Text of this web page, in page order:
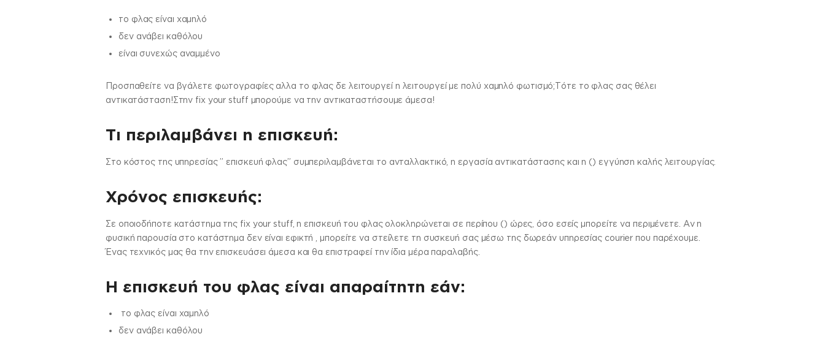
το φλας είναι χαμηλό
δεν ανάβει καθόλου
είναι συνεχώς αναμμένο
Προσπαθείτε να βγάλετε φωτογραφίες αλλα το φλας δε λειτουργεί η λειτουργεί με πολύ χαμηλό φωτισμό;Τότε το φλας σας θέλει
αντικατάσταση!Στην fix your stuff μπορούμε να την αντικαταστήσουμε άμεσα!
Τι περιλαμβάνει η επισκευή:
Στo κόστος της υπηρεσίας ” επισκευή φλας” συμπεριλαμβάνεται το ανταλλακτικό, η εργασία αντικατάστασης και η () εγγύηση καλής λειτουργίας.
Χρόνος επισκευής:
Σε οποιοδήποτε κατάστημα της fix your stuff, η επισκευή του φλας ολοκληρώνεται σε περίπου () ώρες, όσο εσείς μπορείτε να περιμένετε. Αν η
φυσική παρουσία στο κατάστημα δεν είναι εφικτή , μπορείτε να στείλετε τη συσκευή σας μέσω της δωρεάν υπηρεσίας courier που παρέχουμε.
Ένας τεχνικός μας θα την επισκευάσει άμεσα και θα επιστραφεί την ίδια μέρα παραλαβής.
Η επισκευή του φλας είναι απαραίτητη εάν:
το φλας είναι χαμηλό
δεν ανάβει καθόλου